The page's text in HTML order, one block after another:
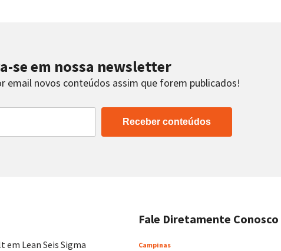
se em nossa newsletter
email novos conteúdos assim que forem publicados!
Receber conteúdos
em Lean Seis Sigma
Fale Diretamente Conosco
Campinas